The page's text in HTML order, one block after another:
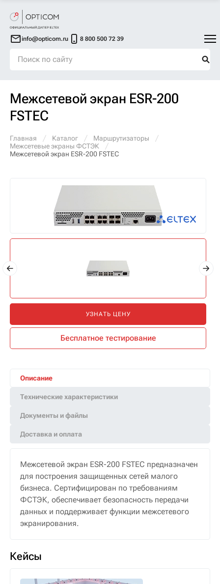
info@opticom.ru 8 800 500 72 39
Межсетевой экран ESR-200
FSTEC
Главная Каталог
Маршрутизаторы
Межсетевые экраны ФСТЭК
Межсетевой экран ESR-200 FSTEC
УЗНАТЬ ЦЕНУ
Бесплатное тестирование
Описание
Технические характеристики
Документы и файлы
Доставка и оплата
Межсетевой экран ESR-200 FSTEC предназначен
для построения защищенных сетей малого
бизнеса. Сертифицирован по требованиям
ФСТЭК, обеспечивает безопасность передачи
данных и поддерживает функции межсетевого
экранирования.
Кейсы